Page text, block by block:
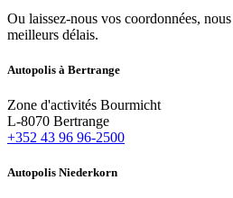
Ou laissez-nous vos coordonnées,
meilleurs délais.
Autopolis à Bertrange
Zone d'activités Bourmicht
L-8070 Bertrange
+352 43 96 96-2500
Autopolis Niederkorn